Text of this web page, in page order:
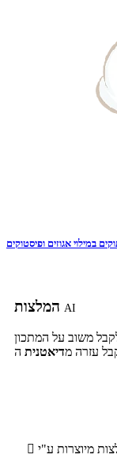
במילוי אגוזים ופיסטוקים
AI
עזרה מדיאטנית
